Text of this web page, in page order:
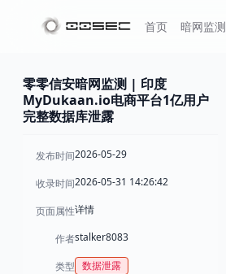
首页 暗网监测
零零信安暗网监测 | 印度
MyDukaan.io电商平台1亿用户
完整数据库泄露
发布时间2026-05-29
收录时间2026-05-31 14:26:42
页面属性详情
作者stalker8083
类型 数据泄露